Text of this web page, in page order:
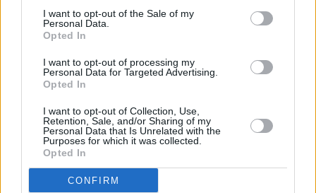
I want to opt-out of the Sale of my
Personal Data.
Opted In
I want to opt-out of processing my
Personal Data for Targeted Advertising.
Opted In
I want to opt-out of Collection, Use,
Retention, Sale, and/or Sharing of my
Personal Data that Is Unrelated with the
Purposes for which it was collected.
Opted In
CONFIRM